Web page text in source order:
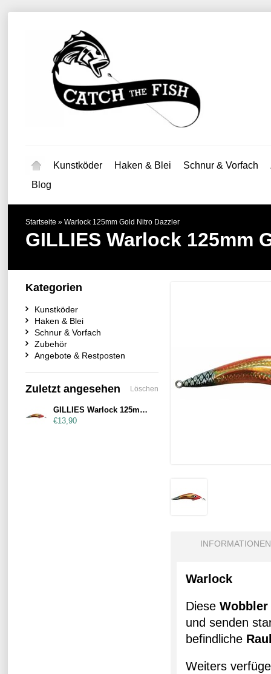
Kunstköder Haken & Blei Schnur & Vorfach
Blog
Startseite » Warlock 125mm Gold Nitro Dazzler
GILLIES Warlock 125mm
INFORMATIONEN
Warlock
Diese Wobbler
und senden
befindliche
Weiters
Kategorien
Kunstköder
Haken & Blei
Schnur & Vorfach
Zubehör
Angebote & Restposten
Zuletzt angesehen Löschen
GILLIES Warlock 125mm Gold Nitro Dazzler
€13,90